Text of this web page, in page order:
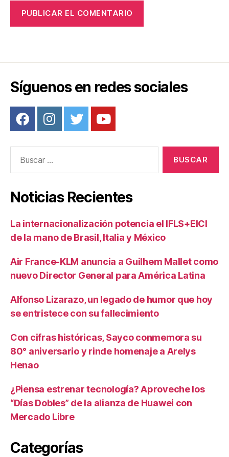
Síguenos en redes sociales
Noticias Recientes
La internacionalización potencia el IFLS+EICI
de la mano de Brasil, Italia y México
Air France-KLM anuncia a Guilhem Mallet como
nuevo Director General para América Latina
Alfonso Lizarazo, un legado de humor que hoy
se entristece con su fallecimiento
Con cifras históricas, Sayco conmemora su
80° aniversario y rinde homenaje a Arelys
Henao
¿Piensa estrenar tecnología? Aproveche los
“Días Dobles” de la alianza de Huawei con
Mercado Libre
Categorías